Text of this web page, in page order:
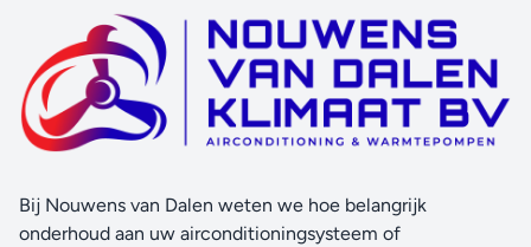
Bij Nouwens van Dalen weten we hoe belangrijk
onderhoud aan uw airconditioningsysteem of